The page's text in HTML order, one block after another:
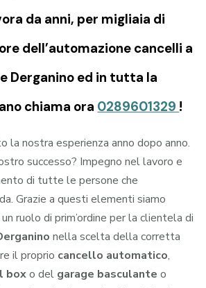
da anni, per migliaia di
dell’automazione cancelli a
Derganino ed in tutta la
chiama ora 0289601329 !
la nostra esperienza anno dopo anno.
successo? Impegno nel lavoro e
di tutte le persone che
Grazie a questi elementi siamo
ruolo di prim’ordine per la clientela di
nella scelta della corretta
il proprio cancello automatico,
boxo del garage basculante o